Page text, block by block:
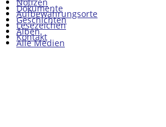
Dokumente
Geschichten
Alben
Alle Medien
Aufbewahrungsorte
Lesezeichen
Kontakt